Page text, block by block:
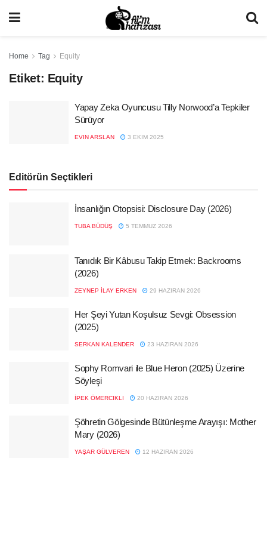
Home Tag Equity
Etiket: Equity
Yapay Zeka Oyuncusu Tilly Norwood’a Tepkiler
Sürüyor
EVIN ARSLAN 3 EKIM 2025
Editörün Seçtikleri
İnsanlığın Otopsisi: Disclosure Day (2026)
TUBA BÜDÜŞ 5 TEMMUZ 2026
Tanıdık Bir Kâbusu Takip Etmek: Backrooms
(2026)
ZEYNEP İLAY ERKEN 29 HAZIRAN 2026
Her Şeyi Yutan Koşulsuz Sevgi: Obsession
(2025)
SERKAN KALENDER 23 HAZIRAN 2026
Sophy Romvari ile Blue Heron (2025) Üzerine
Söyleşi
İPEK ÖMERCIKLI 20 HAZIRAN 2026
Şöhretin Gölgesinde Bütünleşme Arayışı: Mother
Mary (2026)
YAŞAR GÜLVEREN 12 HAZIRAN 2026